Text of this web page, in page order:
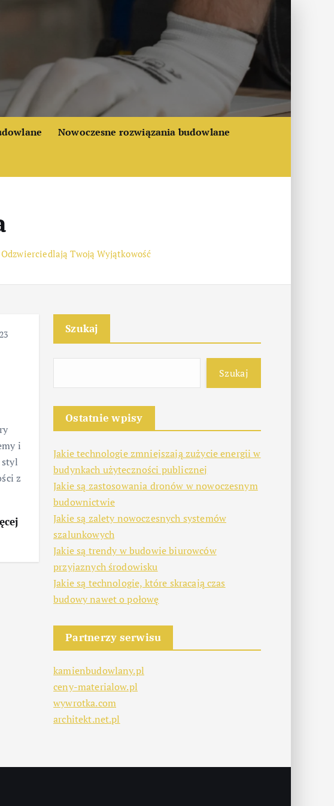
Nowoczesne rozwiązania budowlane
Twoją Wyjątkowość
i
styl
z
Szukaj
Szukaj
Ostatnie wpisy
Jakie technologie zmniejszają zużycie energii w
budynkach użyteczności publicznej
Jakie są zastosowania dronów w nowoczesnym
budownictwie
Jakie są zalety nowoczesnych systemów
szalunkowych
Jakie są trendy w budowie biurowców
przyjaznych środowisku
Jakie są technologie, które skracają czas
budowy nawet o połowę
Partnerzy serwisu
kamienbudowlany.pl
ceny-materialow.pl
wywrotka.com
architekt.net.pl